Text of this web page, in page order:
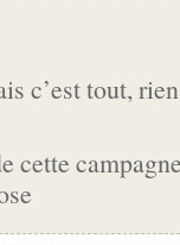
c’est tout,
cette